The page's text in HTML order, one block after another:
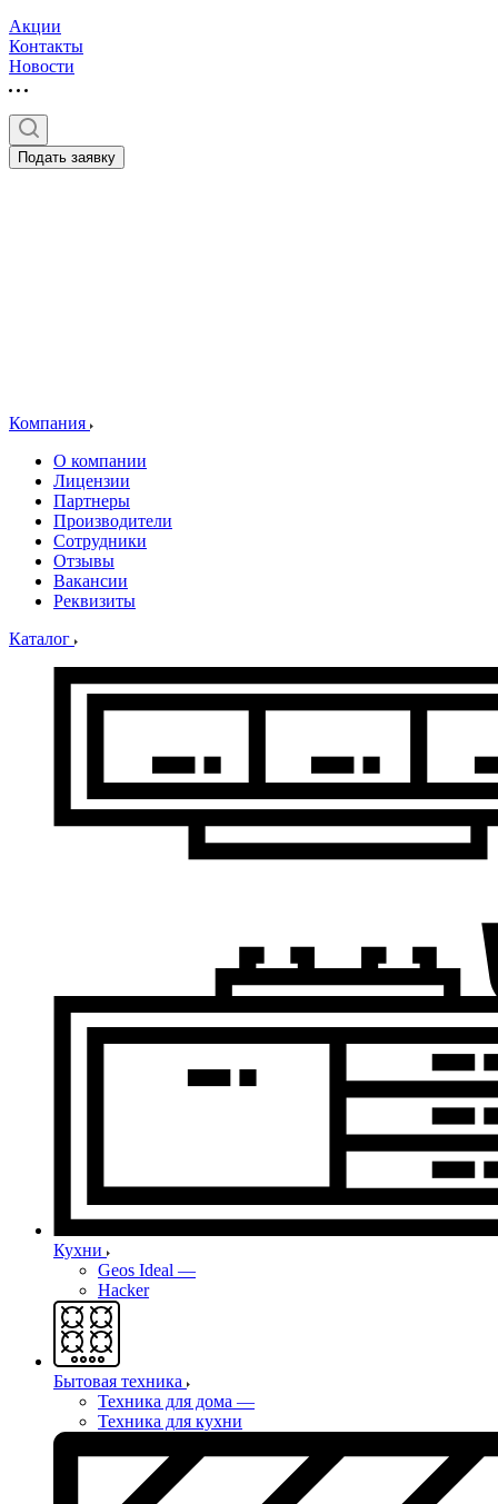
Акции
Контакты
Новости
Подать заявку
Компания
О компании
Лицензии
Партнеры
Производители
Сотрудники
Отзывы
Вакансии
Реквизиты
Каталог
Кухни
Geos Ideal —
Hacker
Бытовая техника
Техника для дома —
Техника для кухни